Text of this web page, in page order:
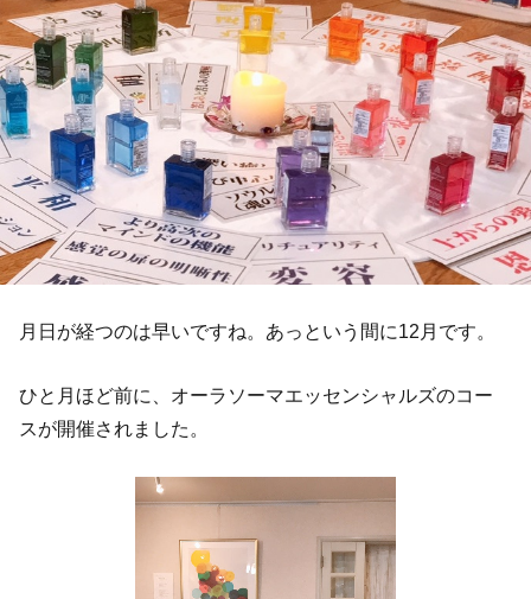
月日が経つのは早いですね。あっという間に12月です。
ひと月ほど前に、オーラソーマエッセンシャルズのコー
スが開催されました。